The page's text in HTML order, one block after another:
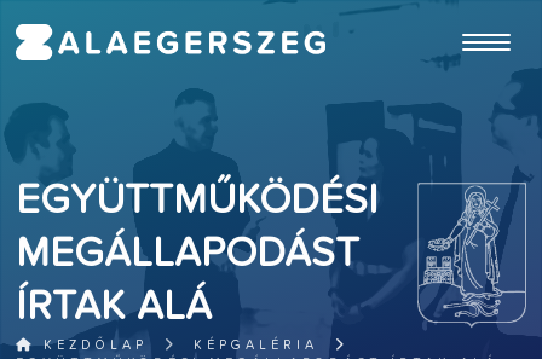
EGYÜTTMŰKÖDÉSI
MEGÁLLAPODÁST
ÍRTAK ALÁ
KEZDŐLAP
KÉPGALÉRIA